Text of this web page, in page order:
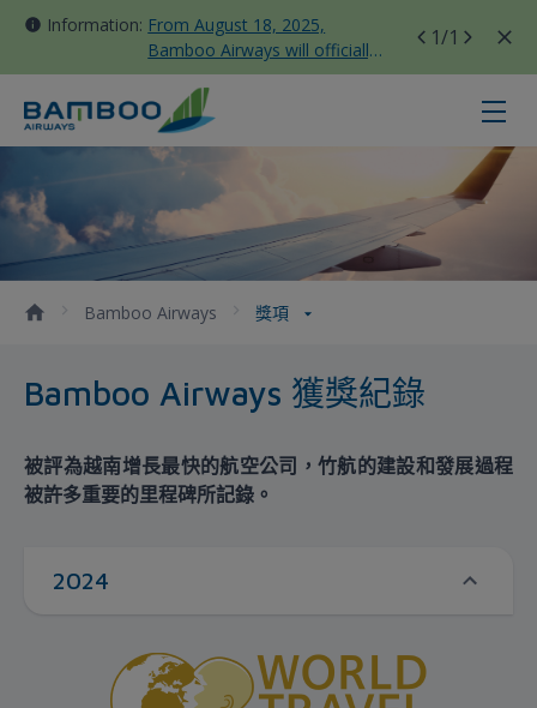
Information: From August 18, 2025,
Bamboo Airways will officially
move all domestic flights to
Tan Son Nhat Terminal T3
1/1
獎項 - Bamboo Airways
Bamboo Airways 獎項
Bamboo Airways 獲獎紀錄
被評為越南增長最快的航空公司，竹航的建設和發展過程
被許多重要的里程碑所記錄。
2024